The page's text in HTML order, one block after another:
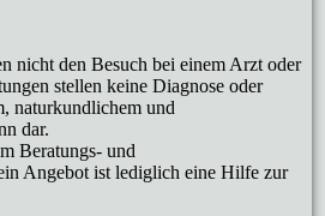
nicht den Besuch bei einem Arzt oder
stellen keine Diagnose oder
naturkundlichem und
dar.
Beratungs- und
Angebot ist lediglich eine Hilfe zur